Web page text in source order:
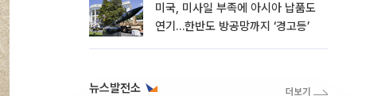
미국, 미사일 부족에 아시아 납품도
연기…한반도 방공망까지 ‘경고등’
뉴스발전소